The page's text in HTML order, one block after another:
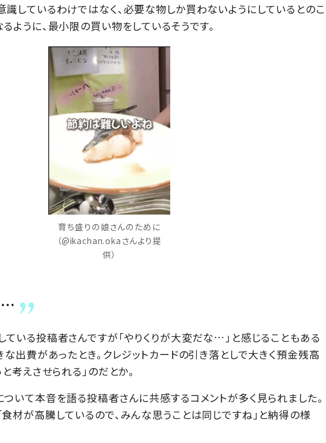
しているわけではなく、必要な物しか買わないようにしているとのこ
ように、最小限の買い物をしているそうです。
育ち盛りの娘さんのために
（@ikachan.okaさんより提
供）
…
いる投稿者さんですが「やりくりが大変だな…」と感じることもある
な出費があったとき。クレジットカードの引き落としで大きく預金残高
考えさせられる」のだとか。
いて本音を語る投稿者さんに共感するコメントが多く見られました。
材が高騰しているので、みんな思うことは同じですね」と納得の様